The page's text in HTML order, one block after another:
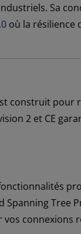
Sa
où la résilience
construit pour
2 et CE
Spanning Tree
connexions